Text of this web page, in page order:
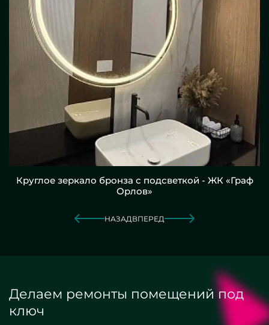
Круглое зеркало бронза с подсветкой - ЖК «Граф
Орлов»
НАЗАД ВПЕРЕД
Делаем ремонты помещений под
ключ